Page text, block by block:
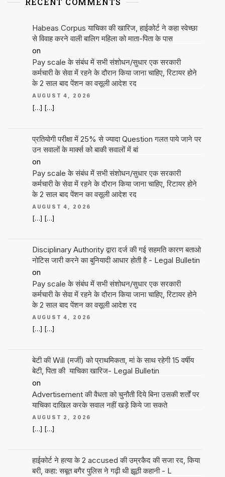
Habeas Corpus याचिका की खारिज, हाईकोर्ट ने कहा स्वेच्छा
से विवाह करने वाली बालिग महिला को माता-पिता के पास
on
Pay scale के संबंध में सभी संशोधन/सुधार एक सरकारी
कर्मचारी के सेवा में रहने के दौरान किया जाना चाहिए, रिटायर होने
के 2 साल बाद पेंशन का वसूली आदेश रद
AUGUST 4, 2026
[…] […]
प्रतियोगी परीक्षा में 25% से ज्यादा Question गलत पाये जाने पर
उन सवालों के मार्क्स को बाकी सवालों में बां
on
Pay scale के संबंध में सभी संशोधन/सुधार एक सरकारी
कर्मचारी के सेवा में रहने के दौरान किया जाना चाहिए, रिटायर होने
के 2 साल बाद पेंशन का वसूली आदेश रद
AUGUST 4, 2026
[…] […]
Disciplinary Authority द्वारा दर्ज की गई सहमति कारण बताओ
नोटिस जारी करने का बुनियादी आधार होती है - Legal Bulletin
on
Pay scale के संबंध में सभी संशोधन/सुधार एक सरकारी
कर्मचारी के सेवा में रहने के दौरान किया जाना चाहिए, रिटायर होने
के 2 साल बाद पेंशन का वसूली आदेश रद
AUGUST 4, 2026
[…] […]
बेटी की Will (मर्जी) को प्राथमिकता, मां के साथ रहेगी 15 वर्षीय
बेटी, पिता की याचिका खारिज- Legal Bulletin
on
Advertisement की वैधता को चुनौती दिये बिना उसकी शर्तों पर
याचिका दाखिल करके सवाल नहीं खड़े किये जा सकते
AUGUST 2, 2026
[…] […]
हाईकोर्ट ने हत्या के 2 accused की उम्रकैद की सजा रद, किया
बरी, कहा: सबूत बगैर पुलिस ने गढ़ी थी झूठी कहानी - L